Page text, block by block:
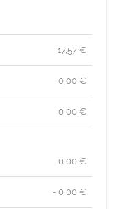
17,57 €
0,00 €
0,00 €
0,00 €
- 0,00 €